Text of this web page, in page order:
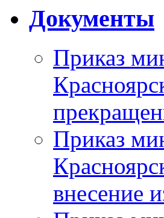
Документы
Приказ
Приказ
внесение